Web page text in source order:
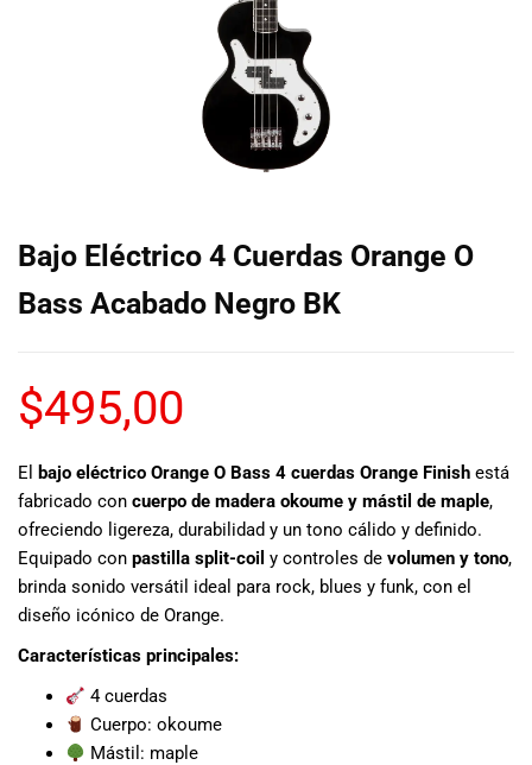
marcas del
mercado,
desde
guitarras, bajos
y baterías
hasta
altavoces.
También
contamos con
una selección
para satisfacer
todas las
necesidades
musicales.
Nuestro equipo
de expertos en
aquí para
instrumento o
Bajo Eléctrico 4 Cuerdas Orange O
Bass Acabado Negro BK
$495,00
El bajo eléctrico Orange O Bass 4 cuerdas Orange Finish está
fabricado con cuerpo de madera okoume y mástil de maple,
ofreciendo ligereza, durabilidad y un tono cálido y definido.
Equipado con pastilla split-coil y controles de volumen y tono,
brinda sonido versátil ideal para rock, blues y funk, con el
diseño icónico de Orange.
Características principales:
4 cuerdas
Cuerpo: okoume
Mástil: maple